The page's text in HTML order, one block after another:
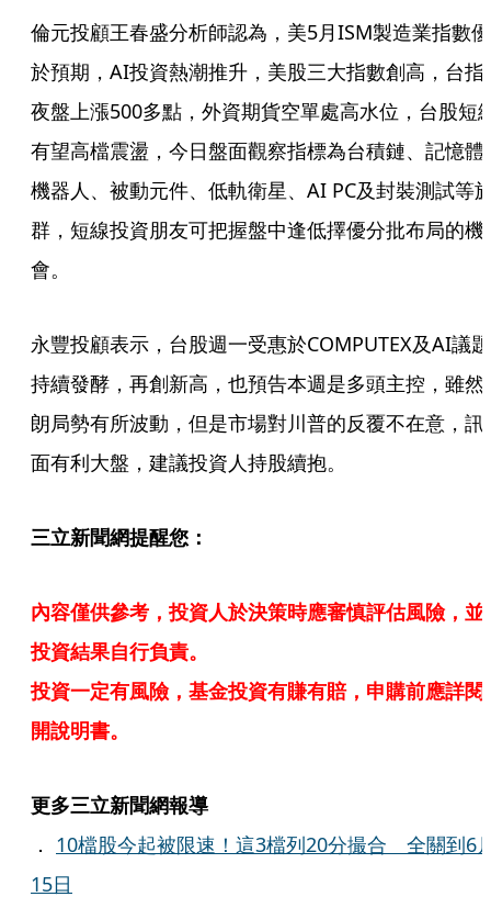
倫元投顧王春盛分析師認為，美5月ISM製造業指數優
於預期，AI投資熱潮推升，美股三大指數創高，台指
夜盤上漲500多點，外資期貨空單處高水位，台股短
有望高檔震盪，今日盤面觀察指標為台積鏈、記憶體
機器人、被動元件、低軌衛星、AI PC及封裝測試等
群，短線投資朋友可把握盤中逢低擇優分批布局的機
會。
永豐投顧表示，台股週一受惠於COMPUTEX及AI議題
持續發酵，再創新高，也預告本週是多頭主控，雖然
朗局勢有所波動，但是市場對川普的反覆不在意，訊
面有利大盤，建議投資人持股續抱。
三立新聞網提醒您：
內容僅供參考，投資人於決策時應審慎評估風險，並
投資結果自行負責。
投資一定有風險，基金投資有賺有賠，申購前應詳閱
開說明書。
更多三立新聞網報導
． 10檔股今起被限速！這3檔列20分撮合 全關到6
15日